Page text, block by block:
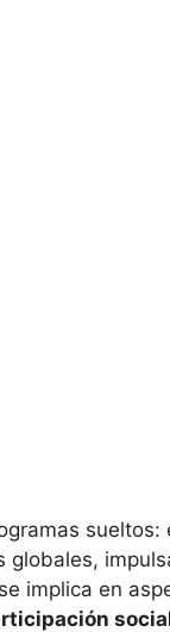
globales,
implica en